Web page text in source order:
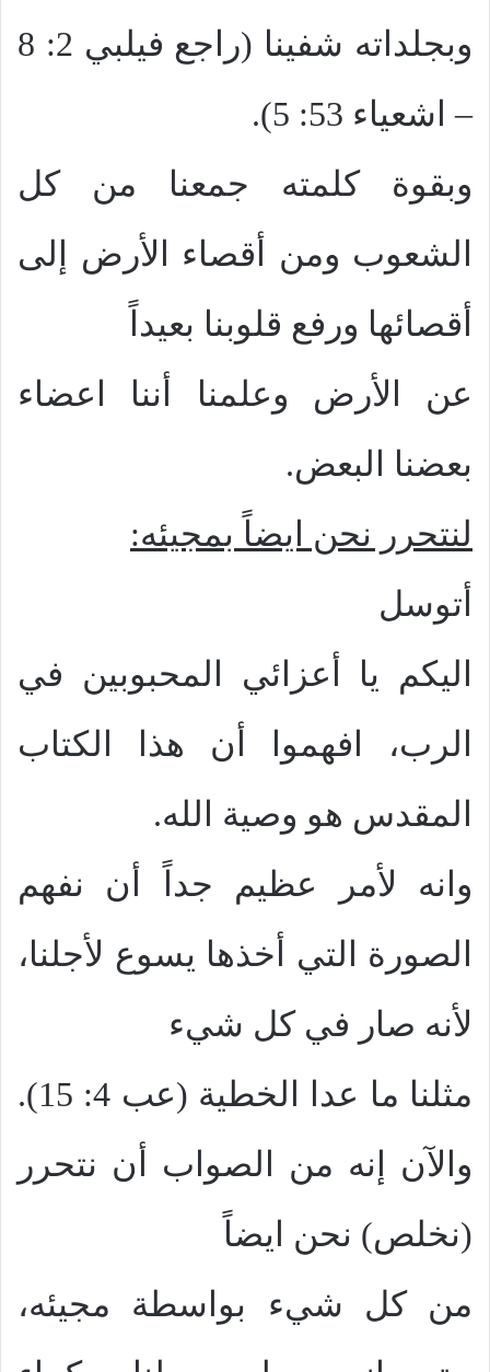
وبجلداته شفينا (راجع فيلبي 2: 8
– اشعياء 53: 5).
وبقوة كلمته جمعنا من كل
الشعوب ومن أقصاء الأرض إلى
أقصائها ورفع قلوبنا بعيداً
عن الأرض وعلمنا أننا اعضاء
بعضنا البعض.
لنتحرر نحن ايضاً بمجيئه:
أتوسل
اليكم يا أعزائي المحبوبين في
الرب، افهموا أن هذا الكتاب
المقدس هو وصية الله.
وانه لأمر عظيم جداً أن نفهم
الصورة التي أخذها يسوع لأجلنا،
لأنه صار في كل شيء
مثلنا ما عدا الخطية (عب 4: 15).
والآن إنه من الصواب أن نتحرر
(نخلص) نحن ايضاً
من كل شيء بواسطة مجيئه،